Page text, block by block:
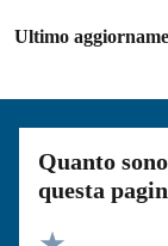
Ultimo
Quanto
questa